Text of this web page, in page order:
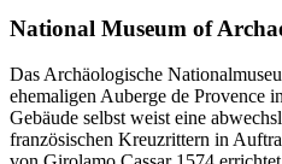
National Museum of
Das Archäologische
ehemaligen Auberge de Provence
Gebäude selbst weist eine
französischen Kreuzrittern in